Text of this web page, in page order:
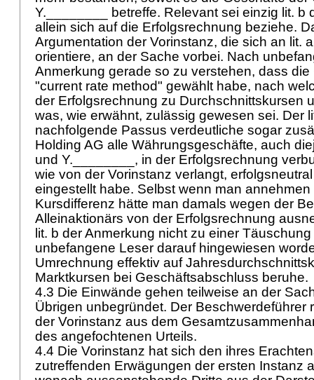
Y.________ betreffe. Relevant sei einzig lit. b
allein sich auf die Erfolgsrechnung beziehe.
Argumentation der Vorinstanz, die sich an lit.
orientiere, an der Sache vorbei. Nach
Anmerkung gerade so zu verstehen, dass
"current rate method" gewählt habe, nach
der Erfolgsrechnung zu Durchschnittskursen
was, wie erwähnt, zulässig gewesen sei. Der
nachfolgende Passus verdeutliche sogar
Holding AG alle Währungsgeschäfte, auch
und Y.________, in der Erfolgsrechnung
wie von der Vorinstanz verlangt,
eingestellt habe. Selbst wenn man annehmen
Kursdifferenz hätte man damals wegen der
Alleinaktionärs von der Erfolgsrechnung
lit. b der Anmerkung nicht zu einer
unbefangene Leser darauf hingewiesen
Umrechnung effektiv auf
Marktkursen bei Geschäftsabschluss beruhe.
4.3 Die Einwände gehen teilweise an der
Übrigen unbegründet. Der Beschwerdeführer
der Vorinstanz aus dem
des angefochtenen Urteils.
4.4 Die Vorinstanz hat sich den ihres
zutreffenden Erwägungen der ersten Instanz